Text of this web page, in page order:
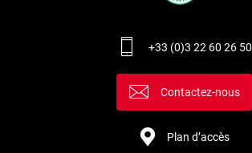
+33 (0)3 22 60 26 50
Contactez-nous
Plan d’accès